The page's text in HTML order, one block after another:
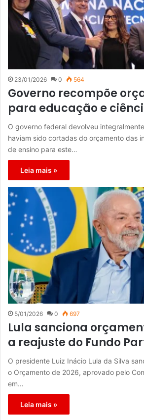
23/01/2026 0 564
Governo recompõe
para educação e
O governo federal devolveu
haviam sido cortadas do orçamento das
de ensino para este…
Leia mais »
5/01/2026 0 697
Lula sanciona
a reajuste do Fundo
O presidente Luiz Inácio Lula da Silva
o Orçamento de 2026, aprovado pelo
em…
Leia mais »